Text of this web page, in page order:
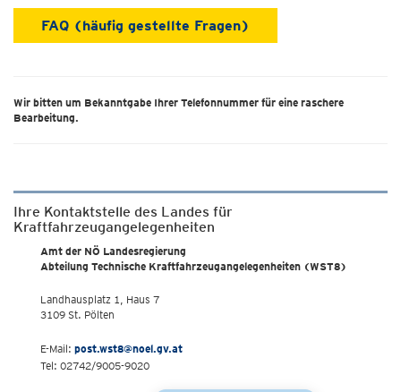
FAQ (häufig gestellte Fragen)
Wir bitten um Bekanntgabe Ihrer Telefonnummer für eine raschere
Bearbeitung.
Ihre Kontaktstelle des Landes für
Kraftfahrzeugangelegenheiten
Amt der NÖ Landesregierung
Abteilung Technische Kraftfahrzeugangelegenheiten (WST8)
Landhausplatz 1, Haus 7
3109 St. Pölten
E-Mail: post.wst8@noel.gv.at
Tel: 02742/9005-9020